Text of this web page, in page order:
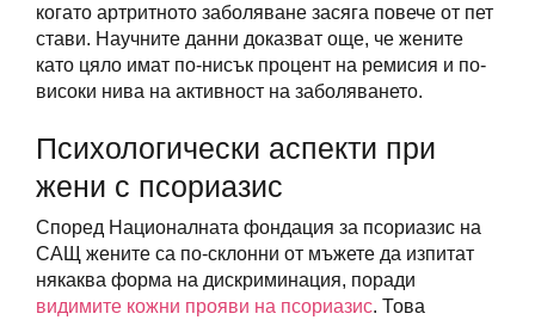
когато артритното заболяване засяга повече от пет
стави. Научните данни доказват още, че жените
като цяло имат по-нисък процент на ремисия и по-
високи нива на активност на заболяването.
Психологически аспекти при
жени с псориазис
Според Националната фондация за псориазис на
САЩ жените са по-склонни от мъжете да изпитат
някаква форма на дискриминация, поради
видимите кожни прояви на псориазис. Това